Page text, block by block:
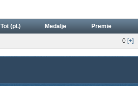
Tot (pl.) Medalje Premie
0 [+]